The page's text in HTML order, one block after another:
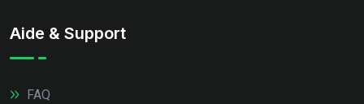
Aide & Support
FAQ